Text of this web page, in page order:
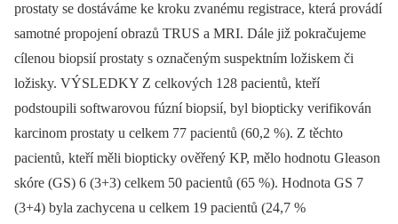
prostaty se dostáváme ke kroku zvanému registrace, která provádí
samotné propojení obrazů TRUS a MRI. Dále již pokračujeme
cílenou biopsií prostaty s označeným suspektním ložiskem či
ložisky. VÝSLEDKY Z celkových 128 pacientů, kteří
podstoupili softwarovou fúzní biopsií, byl biopticky verifikován
karcinom prostaty u celkem 77 pacientů (60,2 %). Z těchto
pacientů, kteří měli biopticky ověřený KP, mělo hodnotu Gleason
skóre (GS) 6 (3+3) celkem 50 pacientů (65 %). Hodnota GS 7
(3+4) byla zachycena u celkem 19 pacientů (24,7 %